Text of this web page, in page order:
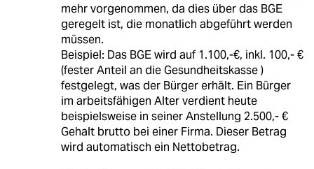
mehr vorgenommen, da dies über das BGE
geregelt ist, die monatlich abgeführt werden
müssen.
Beispiel: Das BGE wird auf 1.100,-€, inkl. 100,- €
(fester Anteil an die Gesundheitskasse )
festgelegt, was der Bürger erhält. Ein Bürger
im arbeitsfähigen Alter verdient heute
beispielsweise in seiner Anstellung 2.500,- €
Gehalt brutto bei einer Firma. Dieser Betrag
wird automatisch ein Nettobetrag.